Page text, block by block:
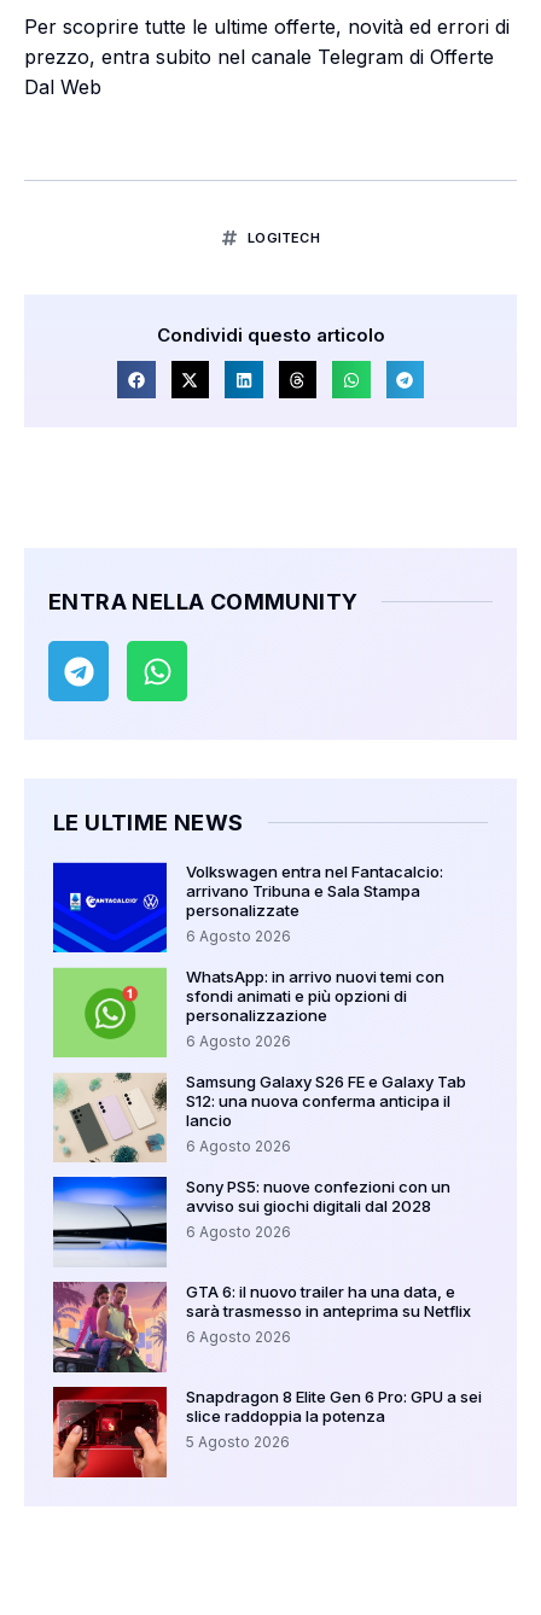
Per scoprire tutte le ultime offerte, novità ed errori di
prezzo, entra subito nel canale Telegram di Offerte
Dal Web
LOGITECH
Condividi questo articolo
ENTRA NELLA COMMUNITY
LE ULTIME NEWS
Volkswagen entra nel Fantacalcio:
arrivano Tribuna e Sala Stampa
personalizzate
6 Agosto 2026
WhatsApp: in arrivo nuovi temi con
sfondi animati e più opzioni di
personalizzazione
6 Agosto 2026
Samsung Galaxy S26 FE e Galaxy Tab
S12: una nuova conferma anticipa il
lancio
6 Agosto 2026
Sony PS5: nuove confezioni con un
avviso sui giochi digitali dal 2028
6 Agosto 2026
GTA 6: il nuovo trailer ha una data, e
sarà trasmesso in anteprima su Netflix
6 Agosto 2026
Snapdragon 8 Elite Gen 6 Pro: GPU a sei
slice raddoppia la potenza
5 Agosto 2026